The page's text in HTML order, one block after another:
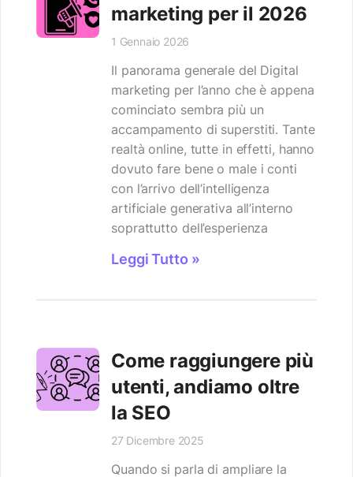
marketing per il 2026
1 Gennaio 2026
Il panorama generale del Digital
marketing per l’anno che è appena
cominciato sembra più un
accampamento di superstiti. Tante
realtà online, tutte in effetti, hanno
dovuto fare bene o male i conti
con l’arrivo dell’intelligenza
artificiale generativa all’interno
soprattutto dell’esperienza
Leggi Tutto »
Come raggiungere più
utenti, andiamo oltre
la SEO
27 Dicembre 2025
Quando si parla di ampliare la